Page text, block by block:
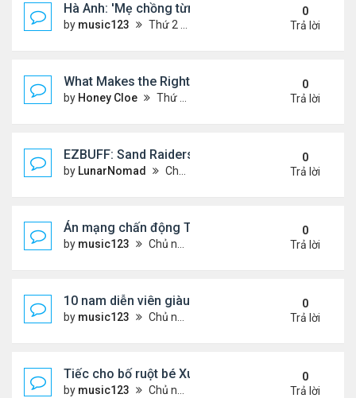
Hà Anh: 'Mẹ chồng từng ngạc nhiên vì tôi luôn trả
by music123 Thứ 2 Tháng 8 03, 2026 5:13 pm
0
Trả lời
What Makes the Right Retail POS Matter?
by Honey Cloe Thứ 2 Tháng 8 03, 2026 10:35 am
0
Trả lời
EZBUFF: Sand Raiders of Sophie Farming
by LunarNomad Chủ nhật Tháng 8 02, 2026 11:33 pm
0
Trả lời
Án mạng chấn động Thái lan: hai chị em người
by music123 Chủ nhật Tháng 8 02, 2026 6:43 pm
0
Trả lời
10 nam diễn viên giàu nhất Trung Quốc 2026
by music123 Chủ nhật Tháng 8 02, 2026 6:39 pm
0
Trả lời
Tiếc cho bố ruột bé Xuân Mai ở Mỹ
by music123 Chủ nhật Tháng 8 02, 2026 6:33 pm
0
Trả lời